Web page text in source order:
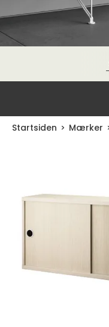
Startsiden Mærker